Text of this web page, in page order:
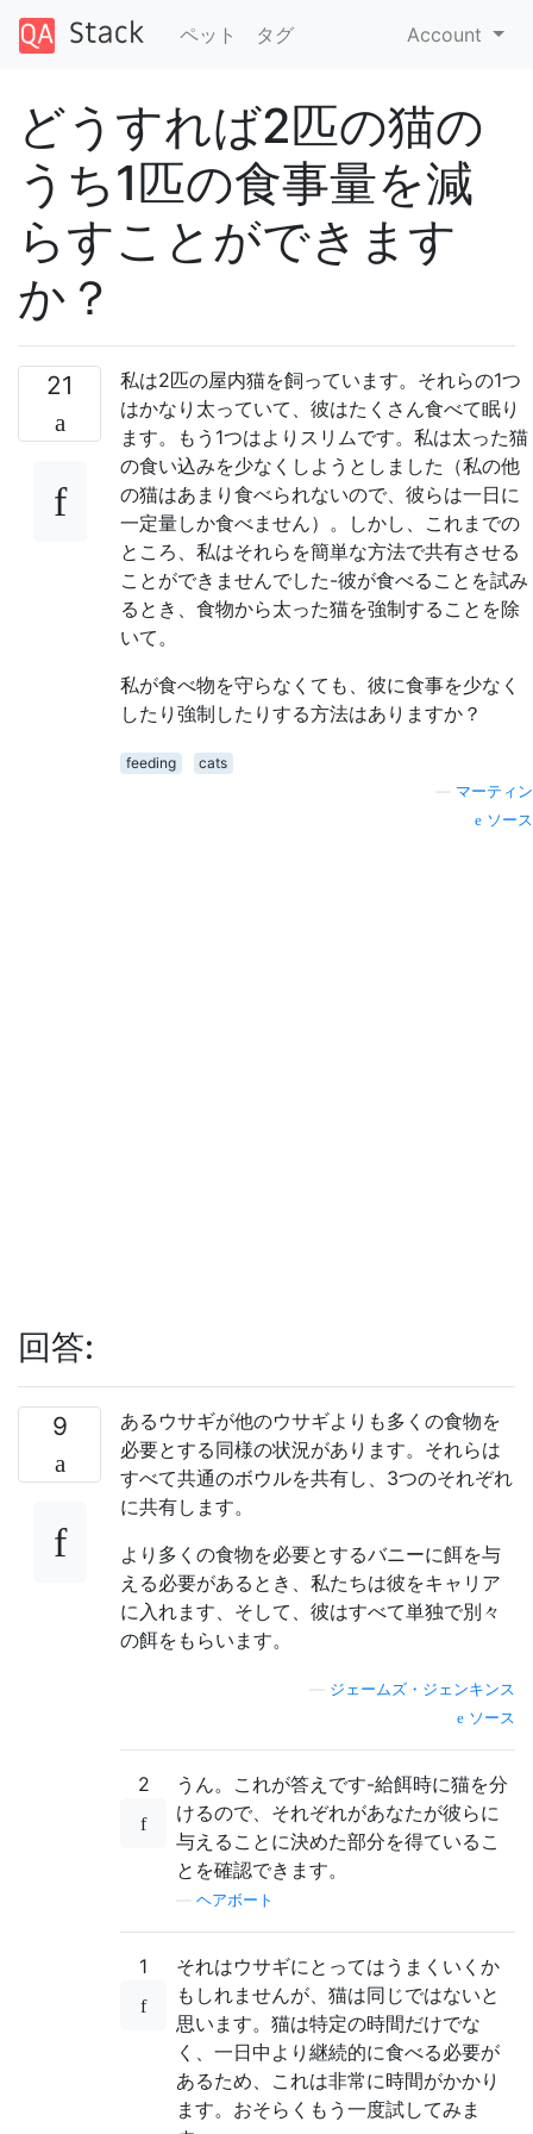
ペット タグ Account
どうすれば2匹の猫の
うち1匹の食事量を減
らすことができます
か？
21
私は2匹の屋内猫を飼っています。それらの1つ
はかなり太っていて、彼はたくさん食べて眠り
ます。もう1つはよりスリムです。私は太った猫
の食い込みを少なくしようとしました（私の他
の猫はあまり食べられないので、彼らは一日に
一定量しか食べません）。しかし、これまでの
ところ、私はそれらを簡単な方法で共有させる
ことができませんでした-彼が食べることを試み
るとき、食物から太った猫を強制することを除
いて。
私が食べ物を守らなくても、彼に食事を少なく
したり強制したりする方法はありますか？
feeding
cats
マーティン
ソース
回答:
9
あるウサギが他のウサギよりも多くの食物を
必要とする同様の状況があります。それらは
すべて共通のボウルを共有し、3つのそれぞれ
に共有します。
より多くの食物を必要とするバニーに餌を与
える必要があるとき、私たちは彼をキャリア
に入れます、そして、彼はすべて単独で別々
の餌をもらいます。
ジェームズ・ジェンキンス
ソース
2
うん。これが答えです-給餌時に猫を分
けるので、それぞれがあなたが彼らに
与えることに決めた部分を得ているこ
とを確認できます。
ヘアボート
1
それはウサギにとってはうまくいくか
もしれませんが、猫は同じではないと
思います。猫は特定の時間だけでな
く、一日中より継続的に食べる必要が
あるため、これは非常に時間がかかり
ます。おそらくもう一度試してみま